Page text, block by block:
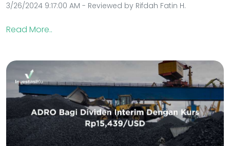
3/26/2024 9:17:00 AM - Reviewed by Rifdah Fatin H.
Read More..